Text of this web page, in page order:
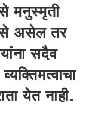
l
a
v
i
मनुस्मृती
असेल तर
सदैव
येत नाही.